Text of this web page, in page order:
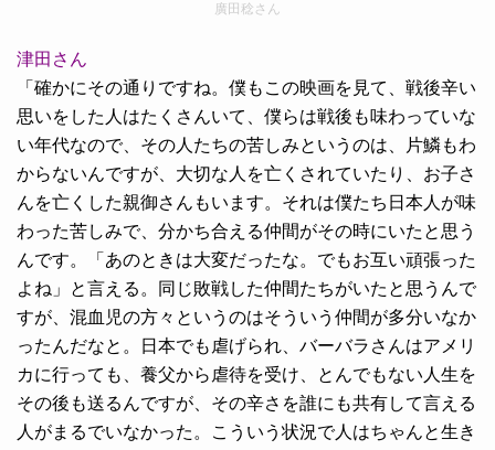
廣田稔さん
津田さん
「確かにその通りですね。僕もこの映画を見て、戦後辛い
思いをした人はたくさんいて、僕らは戦後も味わっていな
い年代なので、その人たちの苦しみというのは、片鱗もわ
からないんですが、大切な人を亡くされていたり、お子さ
んを亡くした親御さんもいます。それは僕たち日本人が味
わった苦しみで、分かち合える仲間がその時にいたと思う
んです。「あのときは大変だったな。でもお互い頑張った
よね」と言える。同じ敗戦した仲間たちがいたと思うんで
すが、混血児の方々というのはそういう仲間が多分いなか
ったんだなと。日本でも虐げられ、バーバラさんはアメリ
カに行っても、養父から虐待を受け、とんでもない人生を
その後も送るんですが、その辛さを誰にも共有して言える
人がまるでいなかった。こういう状況で人はちゃんと生き